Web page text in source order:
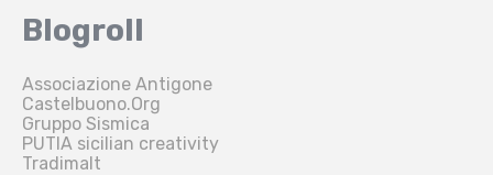
Blogroll
Associazione Antigone
Castelbuono.Org
Gruppo Sismica
PUTIA sicilian creativity
Tradimalt